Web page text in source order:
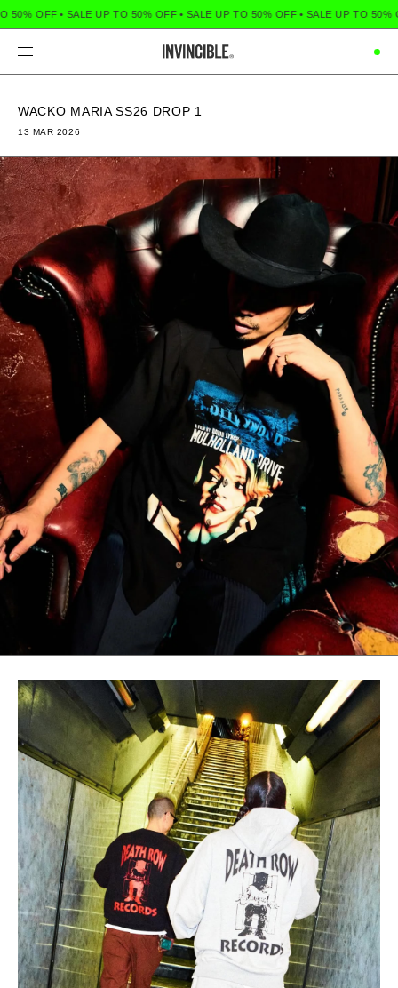
OFF • SALE UP TO 50% OFF • SALE UP TO 50% OFF • SALE UP TO 50% OFF •
Menu
WACKO MARIA SS26 DROP 1
13 MAR 2026